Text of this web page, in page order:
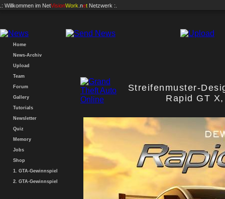
.: Willkommen im NetVisionWork .net Netzwerk :.
Home
News-Archiv
Upload
Team
Forum
Gallery
Tutorials
Newsletter
Quiz
Memory
Jobs
Shop
1. GTA-Gewinnspiel
2. GTA-Gewinnspiel
Streifenmuster-
Rapid GT